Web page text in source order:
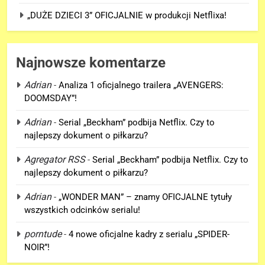
„DUŻE DZIECI 3” OFICJALNIE w produkcji Netflixa!
Najnowsze komentarze
Adrian- Analiza 1 oficjalnego trailera „AVENGERS:
DOOMSDAY”!
Adrian- Serial „Beckham” podbija Netflix. Czy to
najlepszy dokument o piłkarzu?
Agregator RSS- Serial „Beckham” podbija Netflix. Czy to
najlepszy dokument o piłkarzu?
Adrian- „WONDER MAN” – znamy OFICJALNE tytuły
wszystkich odcinków serialu!
porntude- 4 nowe oficjalne kadry z serialu „SPIDER-
NOIR”!
„DUŻE DZIECI 3” OFICJALNIE w
produkcji Netflixa!
FILMY
6
Nowe szczegoły o żonie
ważny wątek w „AVENGERS:
FILMY